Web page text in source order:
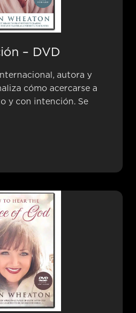
– DVD
autora y
cómo acercarse a
y con intención. Se